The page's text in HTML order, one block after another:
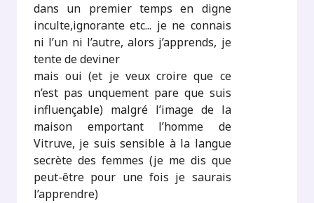
dans un premier temps en digne
inculte,ignorante etc... je ne connais
ni l’un ni l’autre, alors j’apprends, je
tente de deviner
mais oui (et je veux croire que ce
n’est pas unquement pare que suis
influençable) malgré l’image de la
maison emportant l’homme de
Vitruve, je suis sensible à la langue
secrète des femmes (je me dis que
peut-être pour une fois je saurais
l’apprendre)